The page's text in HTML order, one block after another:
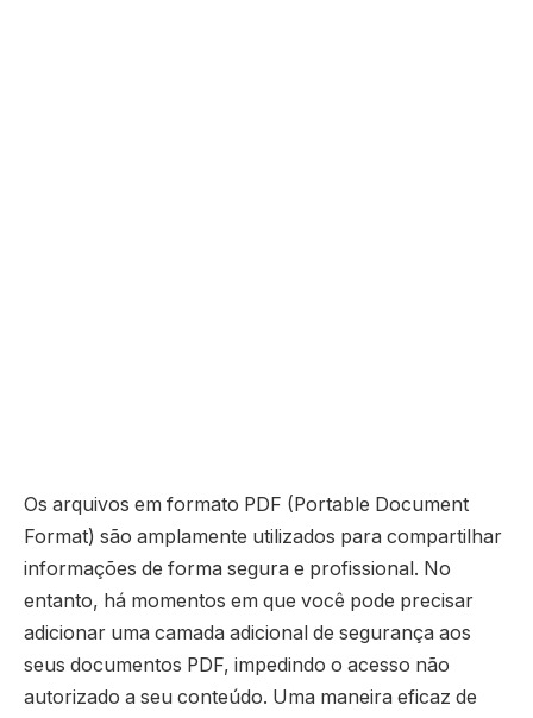
Os arquivos em formato PDF (Portable Document
Format) são amplamente utilizados para compartilhar
informações de forma segura e profissional. No
entanto, há momentos em que você pode precisar
adicionar uma camada adicional de segurança aos
seus documentos PDF, impedindo o acesso não
autorizado a seu conteúdo. Uma maneira eficaz de